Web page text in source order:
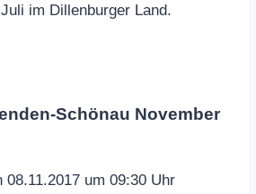
im Dillenburger Land.
Schönau November
um 09:30 Uhr